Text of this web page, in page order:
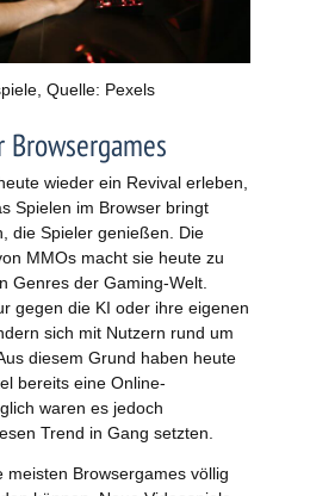
Quelle: Pexels
wieder ein Revival erleben,
Spielen im Browser bringt
die Spieler genießen. Die
MMOs macht sie heute zu
Genres der Gaming-Welt.
gegen die KI oder ihre eigenen
sich mit Nutzern rund um
diesem Grund haben heute
bereits eine Online-
waren es jedoch
Trend in Gang setzten.
meisten Browsergames völlig